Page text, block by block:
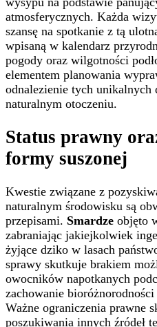
atmosferycznych. Każda
szansę na spotkanie z tą
wpisaną w kalendarz
pogody oraz wilgotności
elementem planowania
odnalezienie tych unikalnych
naturalnym otoczeniu.
Status prawny
formy suszonej
Kwestie związane z
naturalnym środowisku są
przepisami. Smardze objęto
zabraniając jakiejkolwiek
żyjące dziko w lasach
sprawy skutkuje brakiem
owocników napotkanych
zachowanie
Ważne ograniczenia prawne
poszukiwania innych źródeł